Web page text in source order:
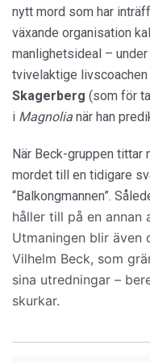
nytt mord som har
växande organisation
manlighetsideal –
tvivelaktige
Skagerberg (som för
i Magnolia när han
När Beck-gruppen tittar
mordet till en tidigare
“Balkongmannen”.
håller till på en annan
Utmaningen blir även
Vilhelm Beck, som
sina utredningar –
skurkar.